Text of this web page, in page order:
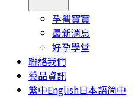
孕醫寶寶
最新消息
好孕學堂
聯絡我們
藥品資訊
繁中English日本語简中